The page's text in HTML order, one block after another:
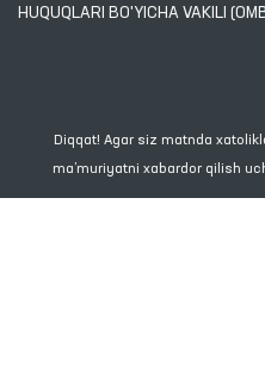
HUQUQLARI BO'YICHA VAKILI
Diqqat! Agar siz matnda
ma’muriyatni xabardor qilish